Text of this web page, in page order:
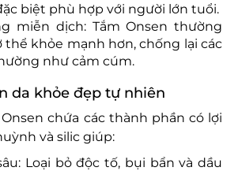
biệt phù hợp với người lớn tuổi.
miễn dịch: Tắm Onsen thường
thể khỏe mạnh hơn, chống lại các
như cảm cúm.
da khỏe đẹp tự nhiên
chứa các thành phần có lợi
và silic giúp:
Loại bỏ độc tố, bụi bẩn và dầu